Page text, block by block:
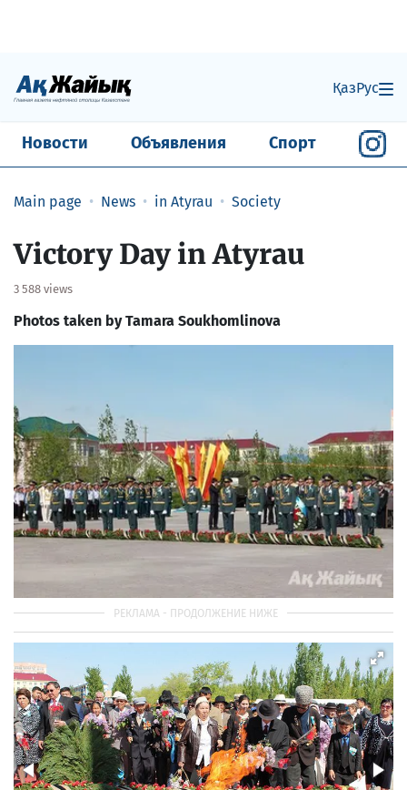
ҚазРус
Новости Объявления Спорт
Main page News in Atyrau Society
Victory Day in Atyrau
3 588 views
Photos taken by Tamara Soukhomlinova